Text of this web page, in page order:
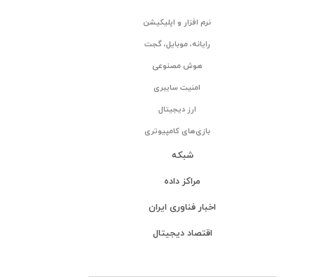
نرم افزار و اپلیکیشن
رایانه، موبایل، گجت
هوش مصنوعی
امنیت سایبری
ارز دیجیتال
بازی‌های کامپیوتری
شبکه
مراکز داده
اخبار فناوری ایران
اقتصاد دیجیتال